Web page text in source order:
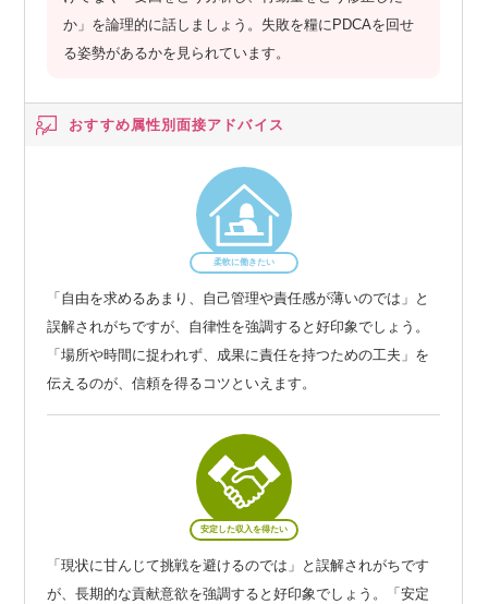
か」を論理的に話しましょう。失敗を糧にPDCAを回せ
る姿勢があるかを見られています。
おすすめ属性別面接アドバイス
柔軟に働きたい
「自由を求めるあまり、自己管理や責任感が薄いのでは」と
誤解されがちですが、自律性を強調すると好印象でしょう。
「場所や時間に捉われず、成果に責任を持つための工夫」を
伝えるのが、信頼を得るコツといえます。
安定した収入を得たい
「現状に甘んじて挑戦を避けるのでは」と誤解されがちです
が、長期的な貢献意欲を強調すると好印象でしょう。「安定